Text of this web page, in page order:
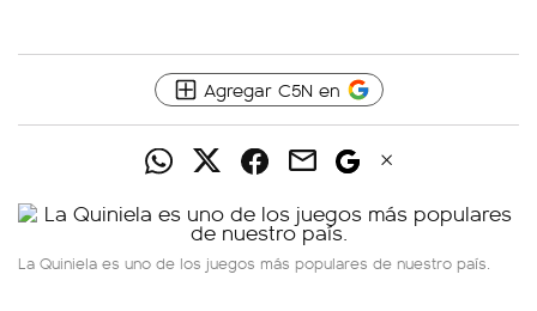
Agregar C5N en
La Quiniela es uno de los juegos más populares de nuestro país.